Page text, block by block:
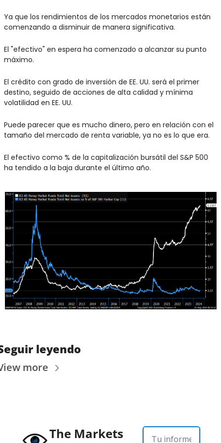
Ya que los rendimientos de los mercados monetarios están
comenzando a disminuir de manera significativa.
El "efectivo" en espera ha comenzado a alcanzar su punto
máximo.
El crédito con grado de inversión de EE. UU. será el primer
destino, seguido de acciones de alta calidad y mínima
volatilidad en EE. UU.
Puede parecer que es mucho dinero, pero en relación con el
tamaño del mercado de renta variable, ya no es lo que era.
El efectivo como % de la capitalización bursátil del S&P 500
ha tendido a la baja durante el último año.
leyendo
more
The Markets